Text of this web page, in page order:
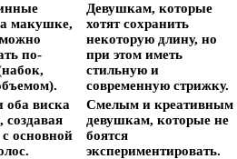
макушке,
по-
Девушкам, которые
хотят сохранить
некоторую длину, но
при этом иметь
стильную и
современную стрижку.
виска
с основной
Смелым и креативным
девушкам, которые не
боятся
экспериментировать.